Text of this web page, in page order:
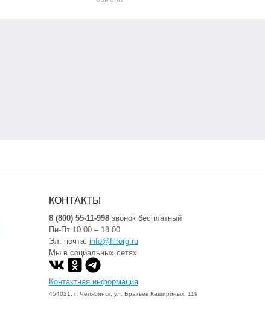
КОНТАКТЫ
8 (800) 55-11-998звонок бесплатный
Пн-Пт 10.00 – 18.00
Эл. почта: info@filtorg.ru
Мы в социальных сетях
Контактная информация
454021, г. Челябинск, ул. Братьев Кашириных, 119